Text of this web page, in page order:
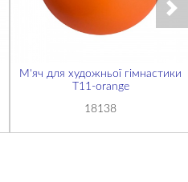
М'яч для художньої гімнастики
T11-orange
18138